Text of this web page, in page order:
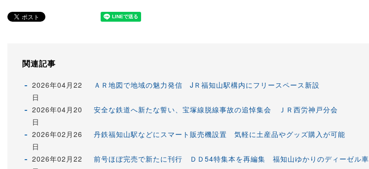
関連記事
2026年04月22
日
ＡＲ地図で地域の魅力発信 JＲ福知山駅構内にフリースペース新設
2026年04月20
日
安全な鉄道へ新たな誓い、宝塚線脱線事故の追悼集会 ＪＲ西労神戸分会
2026年02月26
日
丹鉄福知山駅などにスマート販売機設置 気軽に土産品やグッズ購入が可能
2026年02月22
前号ほぼ完売で新たに刊行 ＤＤ54特集本を再編集 福知山ゆかりのディーゼル車